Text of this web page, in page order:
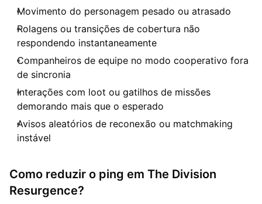
Movimento do personagem pesado ou atrasado
Rolagens ou transições de cobertura não
respondendo instantaneamente
Companheiros de equipe no modo cooperativo fora
de sincronia
Interações com loot ou gatilhos de missões
demorando mais que o esperado
Avisos aleatórios de reconexão ou matchmaking
instável
Como reduzir o ping em The Division
Resurgence?